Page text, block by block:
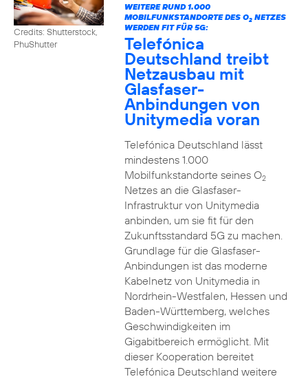
Credits: Shutterstock,
PhuShutter
WEITERE RUND 1.000
MOBILFUNKSTANDORTE DES O2NETZES
WERDEN FIT FÜR 5G:
Telefónica
Deutschland treibt
Netzausbau mit
Glasfaser-
Anbindungen von
Unitymedia voran
Telefónica Deutschland lässt
mindestens 1.000
Mobilfunkstandorte seines O2
Netzes an die Glasfaser-
Infrastruktur von Unitymedia
anbinden, um sie fit für den
Zukunftsstandard 5G zu machen.
Grundlage für die Glasfaser-
Anbindungen ist das moderne
Kabelnetz von Unitymedia in
Nordrhein-Westfalen, Hessen und
Baden-Württemberg, welches
Geschwindigkeiten im
Gigabitbereich ermöglicht. Mit
dieser Kooperation bereitet
Telefónica Deutschland weitere